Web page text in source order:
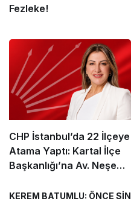
Fezleke!
CHP İstanbul’da 22 İlçeye
Atama Yaptı: Kartal İlçe
Başkanlığı’na Av. Neşe
KEREM BATUMLU: ÖNCE